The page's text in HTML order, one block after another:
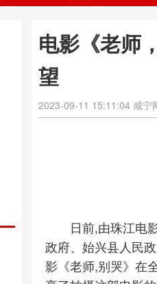
电影《老师
望
2023-09-11 15:11:04 咸宁
日前,由珠江电
政府、始兴县人民
影《老师,别哭》在